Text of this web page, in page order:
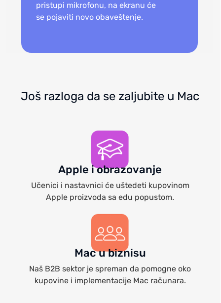
pristupi mikrofonu, na ekranu će
se pojaviti novo obaveštenje.
Još razloga da se zaljubite u Mac
Apple i obrazovanje
Učenici i nastavnici će uštedeti kupovinom
Apple proizvoda sa edu popustom.
Mac u biznisu
Naš B2B sektor je spreman da pomogne oko
kupovine i implementacije Mac računara.